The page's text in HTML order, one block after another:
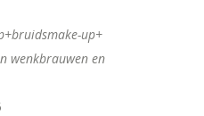
up+
wenkbrauwen en